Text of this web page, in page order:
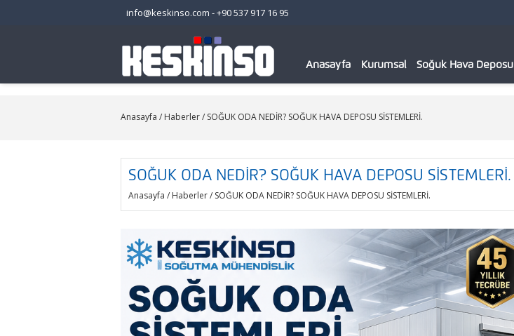
info@keskinso.com -+90 537 917 16 95
Anasayfa Kurumsal Soğuk Hava Deposu
Anasayfa / Haberler/ SOĞUK ODA NEDİR? SOĞUK HAVA DEPOSU SİSTEMLERİ.
SOĞUK ODA NEDİR? SOĞUK HAVA DEPOSU SİSTEMLERİ.
Anasayfa / Haberler/ SOĞUK ODA NEDİR? SOĞUK HAVA DEPOSU SİSTEMLERİ.